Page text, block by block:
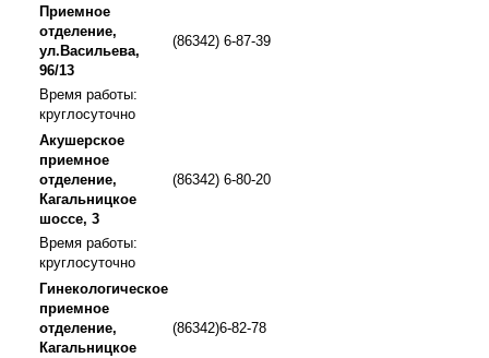
Приемное
отделение,
ул.Васильева,
96/13
(86342) 6-87-39
Время работы:
круглосуточно
Акушерское
приемное
отделение,
Кагальницкое
шоссе, 3
(86342) 6-80-20
Время работы:
круглосуточно
Гинекологическое
приемное
отделение,
Кагальницкое
(86342)6-82-78